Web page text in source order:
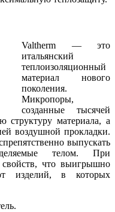
Valtherm — это
итальянский
теплоизоляционный
материал нового
поколения.
Микропоры,
созданные тысячей
структуру материала, а
воздушной прокладки.
выпускать
телом. При
что выигрышно
изделий, в которых